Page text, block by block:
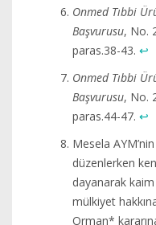
Onmed Tıbbi
Başvurusu, No.
paras.38-43. ↩︎
Onmed Tıbbi
Başvurusu, No.
paras.44-47. ↩︎
Mesela AYM’nin
düzenlerken
dayanarak
mülkiyet
Orman*